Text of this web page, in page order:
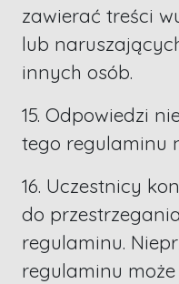
zawierać treści
lub
innych osób.
15. Odpowiedzi
tego regulaminu
16. Uczestnicy
do
regulaminu.
regulaminu